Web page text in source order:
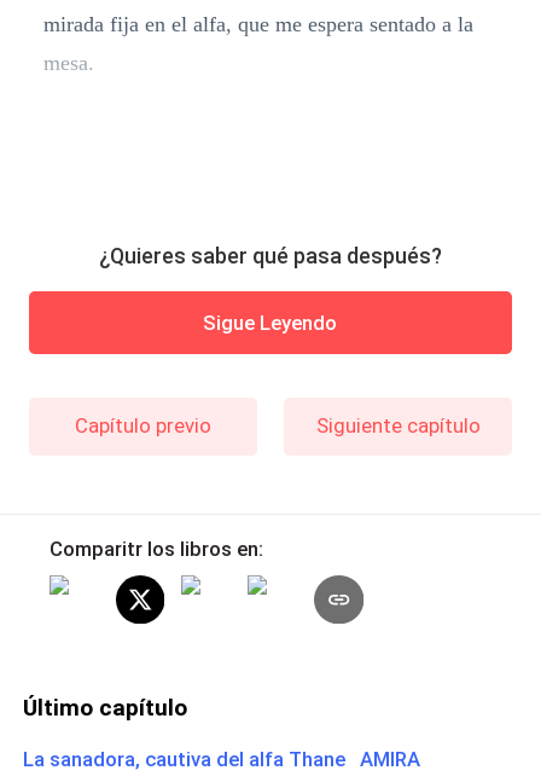
mirada fija en el alfa, que me espera sentado a la
mesa.
¿Quieres saber qué pasa después?
Sigue Leyendo
Capítulo previo Siguiente capítulo
Comparitr los libros en:
Último capítulo
La sanadora, cautiva del alfa Thane AMIRA